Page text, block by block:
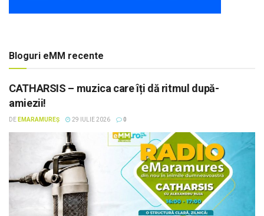
Bloguri eMM recente
CATHARSIS – muzica care îți dă ritmul după-
amiezii!
DE EMARAMUREȘ 29 IULIE 2026 0